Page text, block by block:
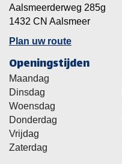
Aalsmeerderweg 285g
1432 CN Aalsmeer
Plan uw route
Openingstijden
Maandag
Dinsdag
Woensdag
Donderdag
Vrijdag
Zaterdag